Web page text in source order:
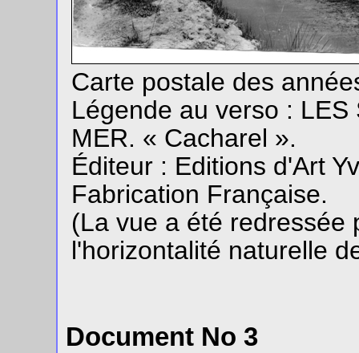
Carte postale des
Légende au verso :
MER. « Cacharel ».
Éditeur : Editions d'Art
Fabrication Française.
(La vue a été redressée
l'horizontalité naturelle
Document No 3